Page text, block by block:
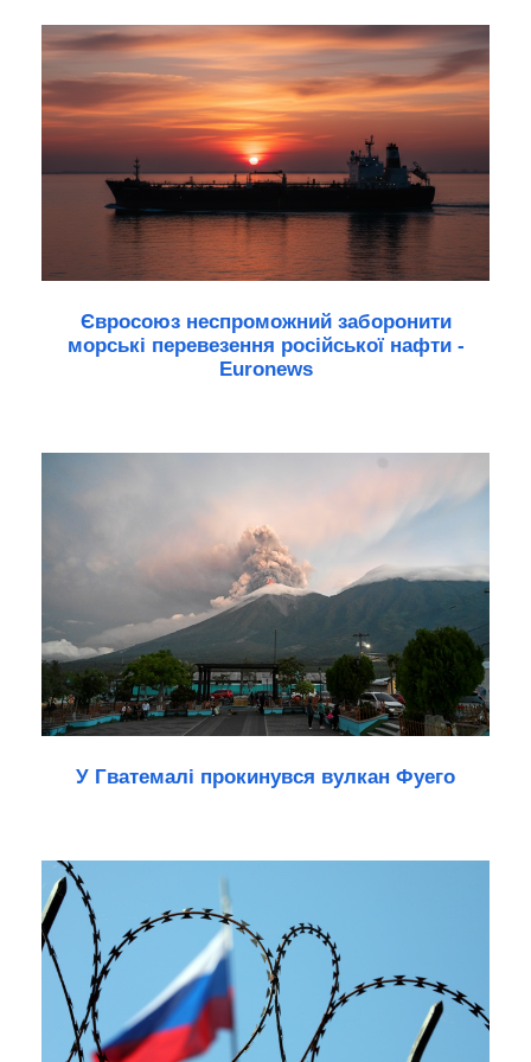
Євросоюз неспроможний заборонити
морські перевезення російської нафти -
Euronews
У Гватемалі прокинувся вулкан Фуего